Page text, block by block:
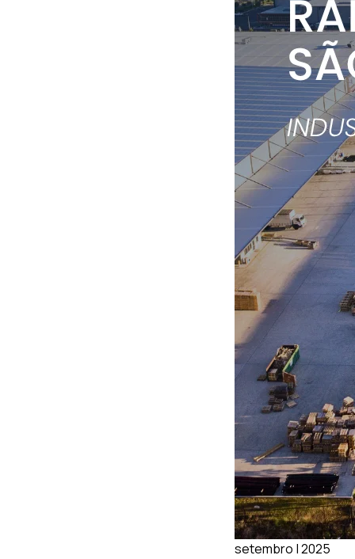
setembro | 2025